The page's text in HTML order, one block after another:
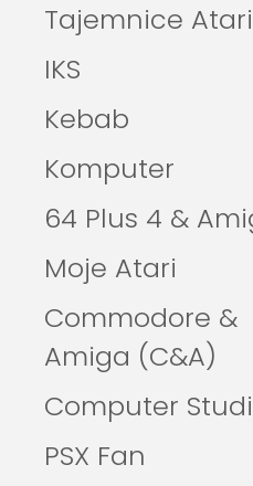
Tajemnice Atari
IKS
Kebab
Komputer
64 Plus 4 &
Moje Atari
Commodore &
Amiga (C&A)
Computer
PSX Fan